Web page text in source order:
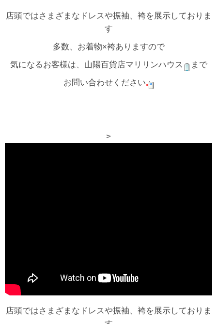
店頭ではさまざまなドレスや振袖、袴を展示しておりま
す
多数、お着物×袴ありますので
気になるお客様は、山陽百貨店マリリンハウス
まで
お問い合わせください
>
店頭ではさまざまなドレスや振袖、袴を展示しておりま